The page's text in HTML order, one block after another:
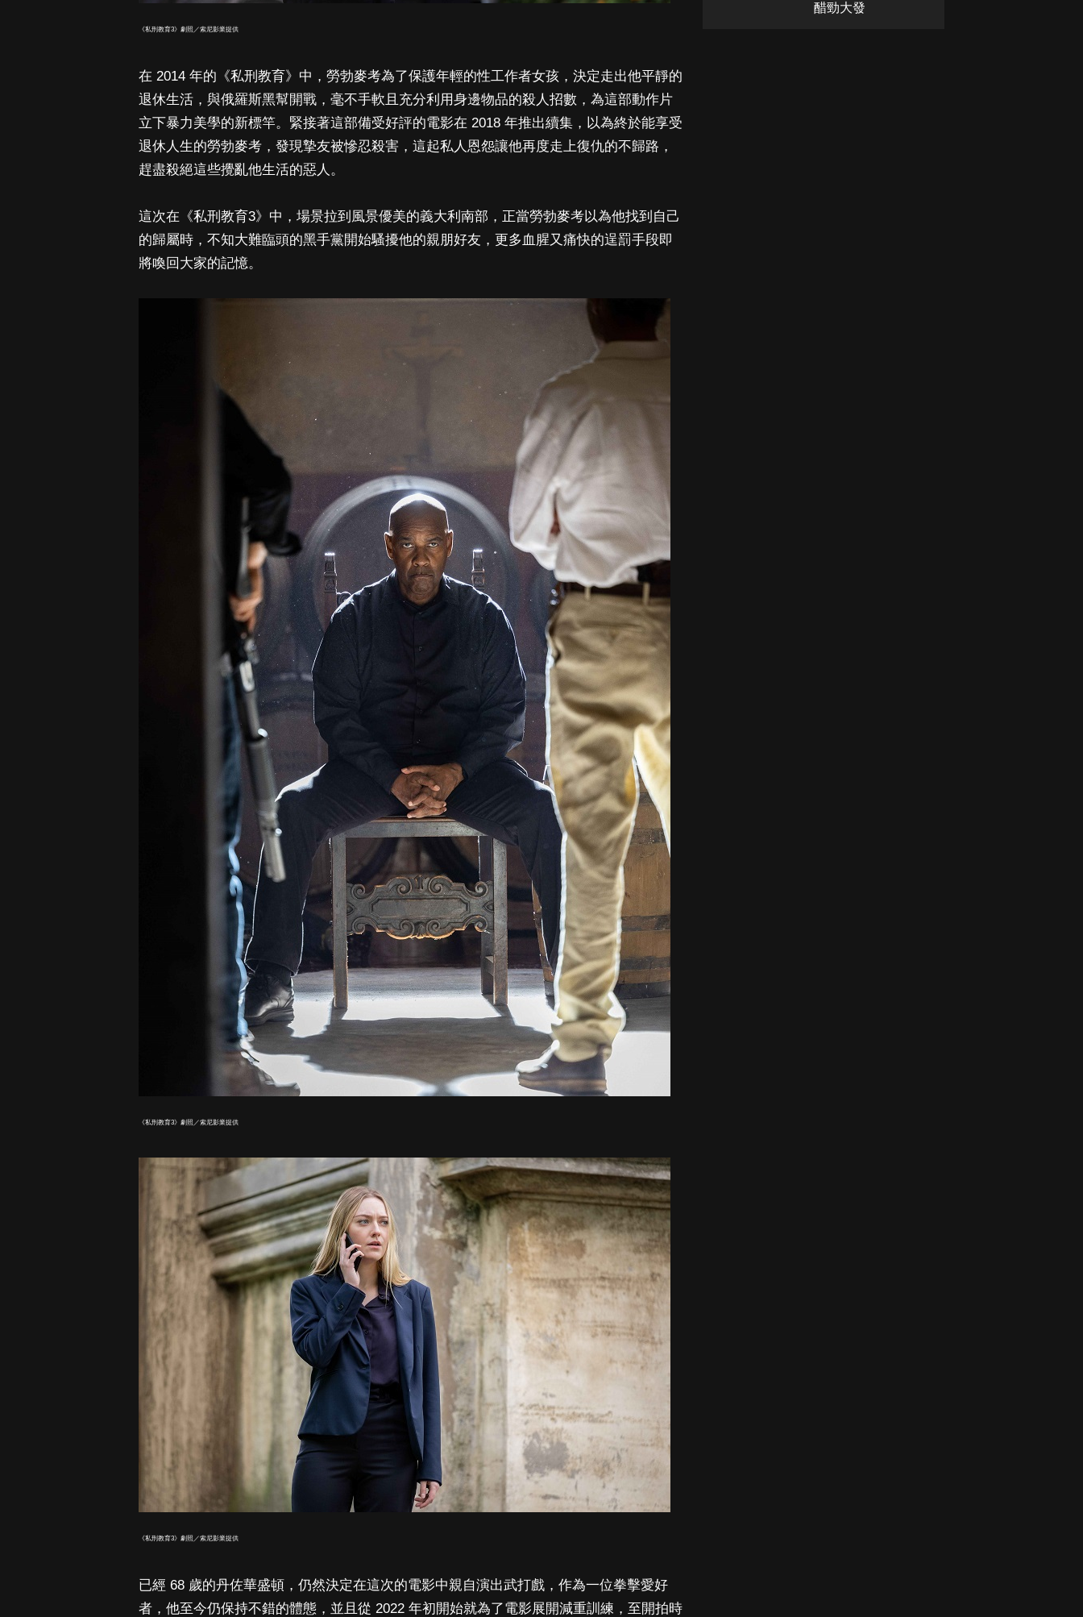
《私刑教育3》劇照／索尼影業提供
在 2014 年的《私刑教育》中，勞勃麥考為了保護年輕的性工作者女孩，決定走出他平靜的
退休生活，與俄羅斯黑幫開戰，毫不手軟且充分利用身邊物品的殺人招數，為這部動作片
立下暴力美學的新標竿。緊接著這部備受好評的電影在 2018 年推出續集，以為終於能享受
退休人生的勞勃麥考，發現摯友被慘忍殺害，這起私人恩怨讓他再度走上復仇的不歸路，
趕盡殺絕這些攪亂他生活的惡人。
這次在《私刑教育3》中，場景拉到風景優美的義大利南部，正當勞勃麥考以為他找到自己
的歸屬時，不知大難臨頭的黑手黨開始騷擾他的親朋好友，更多血腥又痛快的逞罰手段即
將喚回大家的記憶。
《私刑教育3》劇照／索尼影業提供
《私刑教育3》劇照／索尼影業提供
已經 68 歲的丹佐華盛頓，仍然決定在這次的電影中親自演出武打戲，作為一位拳擊愛好
者，他至今仍保持不錯的體態，並且從 2022 年初開始就為了電影展開減重訓練，至開拍時
醋勁大發